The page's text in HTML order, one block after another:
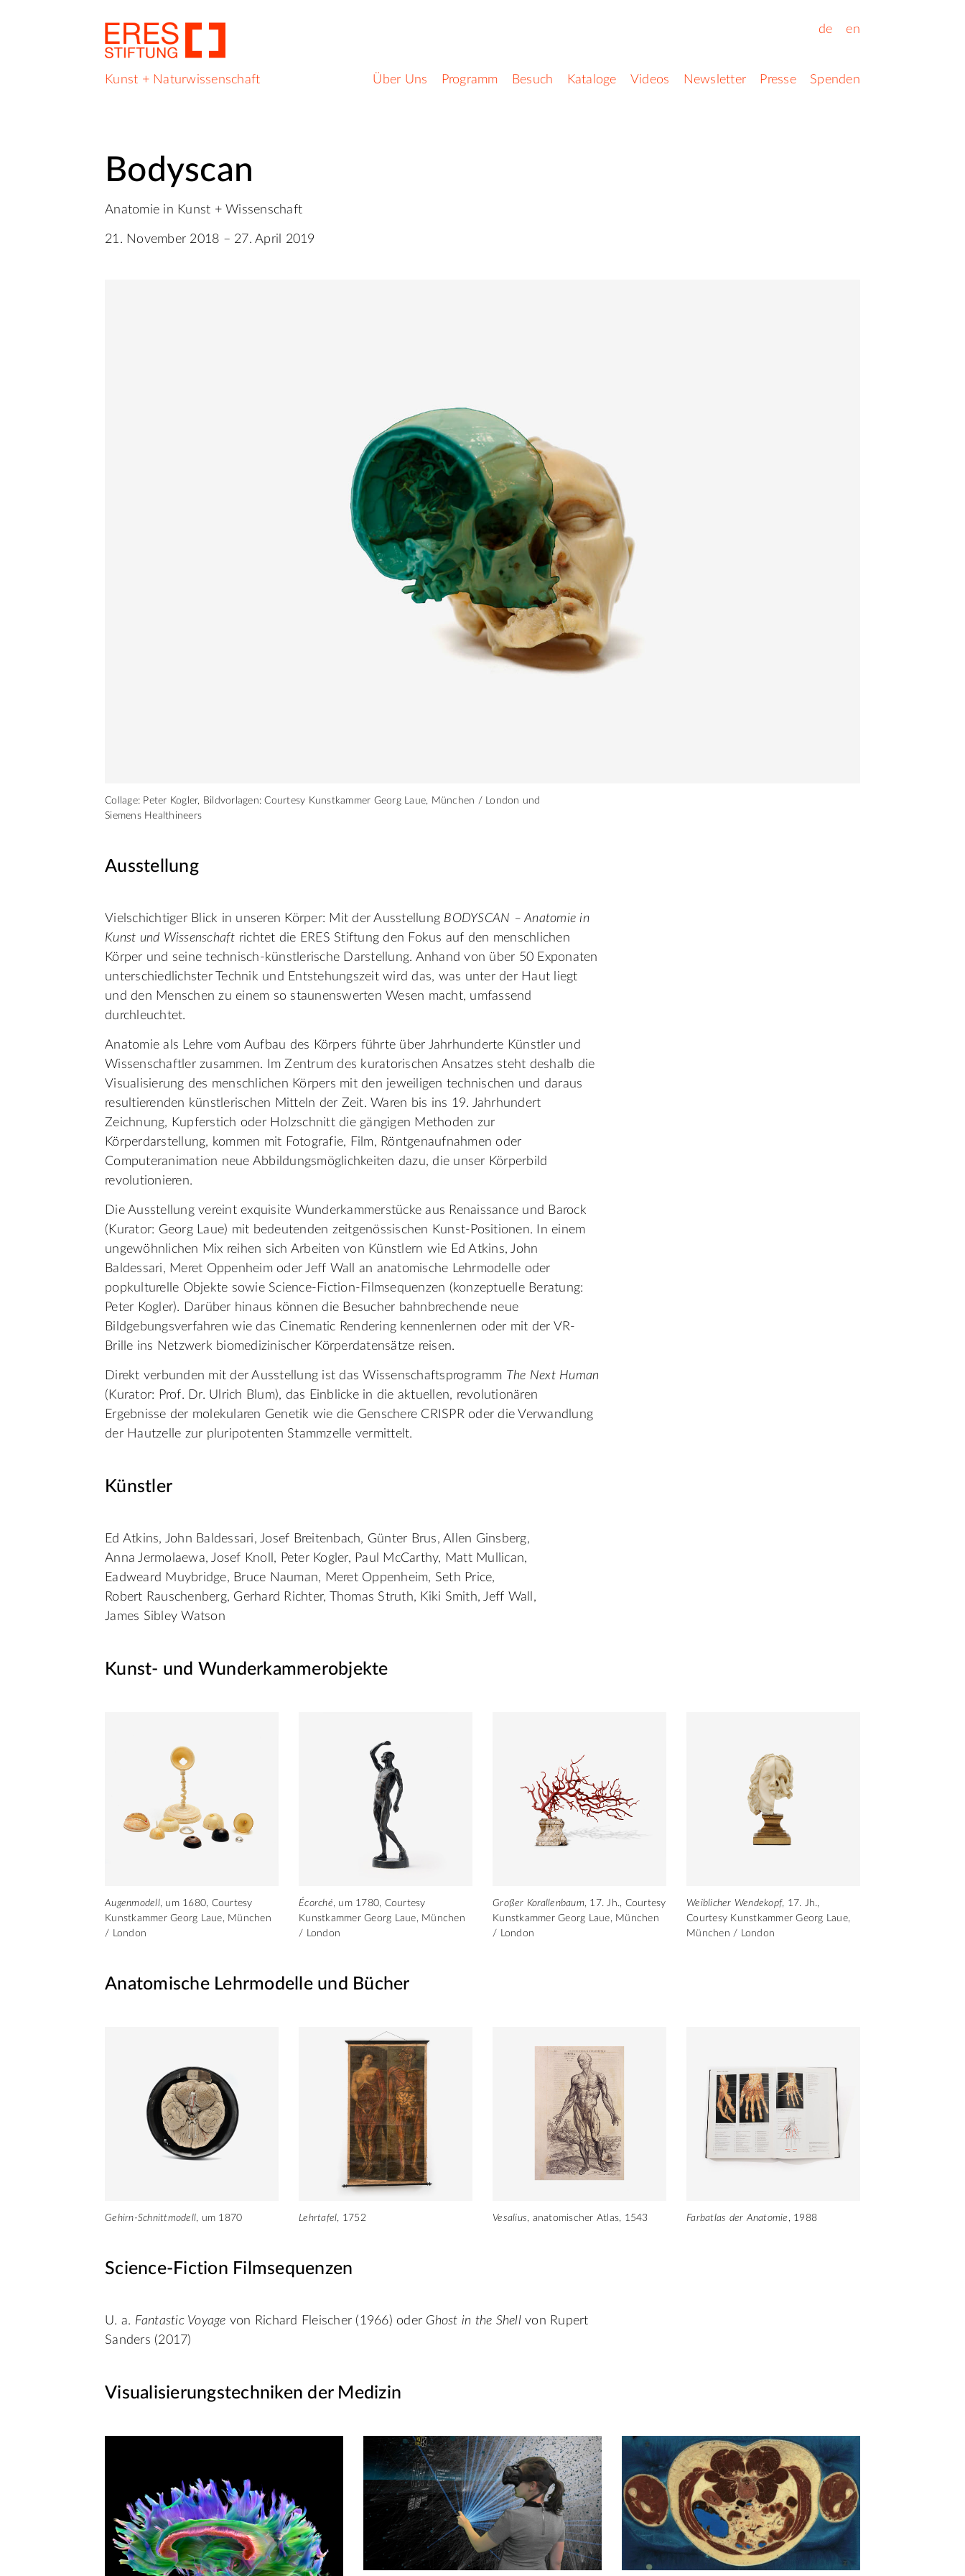
de en
Kunst + Naturwissenschaft Über Uns Programm Besuch Kataloge Videos Newsletter Presse Spenden
Bodyscan
Anatomie in Kunst + Wissenschaft
21. November 2018 – 27. April 2019
Collage: Peter Kogler, Bildvorlagen: Courtesy Kunstkammer Georg Laue, München / London und
Siemens Healthineers
Ausstellung
Vielschichtiger Blick in unseren Körper: Mit der Ausstellung BODYSCAN – Anatomie in
Kunst und Wissenschaft richtet die ERES Stiftung den Fokus auf den menschlichen
Körper und seine technisch-künstlerische Darstellung. Anhand von über 50 Exponaten
unterschiedlichster Technik und Entstehungszeit wird das, was unter der Haut liegt
und den Menschen zu einem so staunenswerten Wesen macht, umfassend
durchleuchtet.
Anatomie als Lehre vom Aufbau des Körpers führte über Jahrhunderte Künstler und
Wissenschaftler zusammen. Im Zentrum des kuratorischen Ansatzes steht deshalb die
Visualisierung des menschlichen Körpers mit den jeweiligen technischen und daraus
resultierenden künstlerischen Mitteln der Zeit. Waren bis ins 19. Jahrhundert
Zeichnung, Kupferstich oder Holzschnitt die gängigen Methoden zur
Körperdarstellung, kommen mit Fotografie, Film, Röntgenaufnahmen oder
Computeranimation neue Abbildungsmöglichkeiten dazu, die unser Körperbild
revolutionieren.
Die Ausstellung vereint exquisite Wunderkammerstücke aus Renaissance und Barock
(Kurator: Georg Laue) mit bedeutenden zeitgenössischen Kunst-Positionen. In einem
ungewöhnlichen Mix reihen sich Arbeiten von Künstlern wie Ed Atkins, John
Baldessari, Meret Oppenheim oder Jeff Wall an anatomische Lehrmodelle oder
popkulturelle Objekte sowie Science-Fiction-Filmsequenzen (konzeptuelle Beratung:
Peter Kogler). Darüber hinaus können die Besucher bahnbrechende neue
Bildgebungsverfahren wie das Cinematic Rendering kennenlernen oder mit der VR-
Brille ins Netzwerk biomedizinischer Körperdatensätze reisen.
Direkt verbunden mit der Ausstellung ist das Wissenschaftsprogramm The Next Human
(Kurator: Prof. Dr. Ulrich Blum), das Einblicke in die aktuellen, revolutionären
Ergebnisse der molekularen Genetik wie die Genschere CRISPR oder die Verwandlung
der Hautzelle zur pluripotenten Stammzelle vermittelt.
Künstler
Ed Atkins, John Baldessari, Josef Breitenbach, Günter Brus, Allen Ginsberg,
Anna Jermolaewa, Josef Knoll, Peter Kogler, Paul McCarthy, Matt Mullican,
Eadweard Muybridge, Bruce Nauman, Meret Oppenheim, Seth Price,
Robert Rauschenberg, Gerhard Richter, Thomas Struth, Kiki Smith, Jeff Wall,
James Sibley Watson
Kunst- und Wunderkammerobjekte
Augenmodell, um 1680, Courtesy
Kunstkammer Georg Laue, München
/ London
Écorché, um 1780, Courtesy
Kunstkammer Georg Laue, München
/ London
Großer Korallenbaum, 17. Jh., Courtesy
Kunstkammer Georg Laue, München
/ London
Weiblicher Wendekopf, 17. Jh.,
Courtesy Kunstkammer Georg Laue,
München / London
Anatomische Lehrmodelle und Bücher
Gehirn-Schnittmodell, um 1870 Lehrtafel, 1752 Vesalius, anatomischer Atlas, 1543 Farbatlas der Anatomie , 1988
Science-Fiction Filmsequenzen
U. a. Fantastic Voyage von Richard Fleischer (1966) oder Ghost in the Shell von Rupert
Sanders (2017)
Visualisierungstechniken der Medizin